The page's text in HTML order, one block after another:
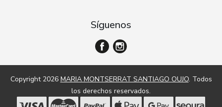
Síguenos
Copyright 2026 MARIA MONTSERRAT SANTIAGO OUJO. Todos
los derechos reservados.